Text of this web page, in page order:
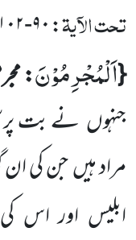
تحت الآیۃ:۹۰-۱۰۲
{اَلْمُجْرِمُوْنَ:
جنہوں نے بت
مراد ہیںجن کی ان
ابلیس اور اس